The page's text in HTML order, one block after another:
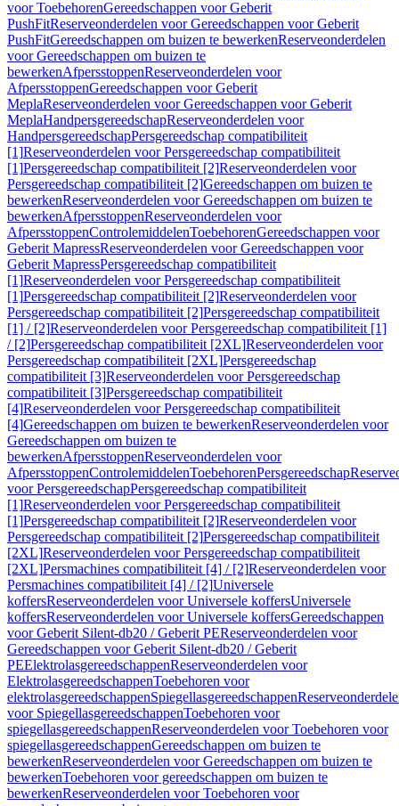
voor ToebehorenGereedschappen voor Geberit
PushFitReserveonderdelen voor Gereedschappen voor Geberit
PushFitGereedschappen om buizen te bewerkenReserveonderdelen
voor Gereedschappen om buizen te
bewerkenAfpersstoppenReserveonderdelen voor
AfpersstoppenGereedschappen voor Geberit
MeplaReserveonderdelen voor Gereedschappen voor Geberit
MeplaHandpersgereedschapReserveonderdelen voor
HandpersgereedschapPersgereedschap compatibiliteit
[1]Reserveonderdelen voor Persgereedschap compatibiliteit
[1]Persgereedschap compatibiliteit [2]Reserveonderdelen voor
Persgereedschap compatibiliteit [2]Gereedschappen om buizen te
bewerkenReserveonderdelen voor Gereedschappen om buizen te
bewerkenAfpersstoppenReserveonderdelen voor
AfpersstoppenControlemiddelenToebehorenGereedschappen voor
Geberit MapressReserveonderdelen voor Gereedschappen voor
Geberit MapressPersgereedschap compatibiliteit
[1]Reserveonderdelen voor Persgereedschap compatibiliteit
[1]Persgereedschap compatibiliteit [2]Reserveonderdelen voor
Persgereedschap compatibiliteit [2]Persgereedschap compatibiliteit
[1] / [2]Reserveonderdelen voor Persgereedschap compatibiliteit [1]
/ [2]Persgereedschap compatibiliteit [2XL]Reserveonderdelen voor
Persgereedschap compatibiliteit [2XL]Persgereedschap
compatibiliteit [3]Reserveonderdelen voor Persgereedschap
compatibiliteit [3]Persgereedschap compatibiliteit
[4]Reserveonderdelen voor Persgereedschap compatibiliteit
[4]Gereedschappen om buizen te bewerkenReserveonderdelen voor
Gereedschappen om buizen te
bewerkenAfpersstoppenReserveonderdelen voor
AfpersstoppenControlemiddelenToebehorenPersgereedschap
voor PersgereedschapPersgereedschap compatibiliteit
[1]Reserveonderdelen voor Persgereedschap compatibiliteit
[1]Persgereedschap compatibiliteit [2]Reserveonderdelen voor
Persgereedschap compatibiliteit [2]Persgereedschap compatibiliteit
[2XL]Reserveonderdelen voor Persgereedschap compatibiliteit
[2XL]Persmachines compatibiliteit [4] / [2]Reserveonderdelen voor
Persmachines compatibiliteit [4] / [2]Universele
koffersReserveonderdelen voor Universele koffersUniversele
koffersReserveonderdelen voor Universele koffersGereedschappen
voor Geberit Silent-db20 / Geberit PEReserveonderdelen voor
Gereedschappen voor Geberit Silent-db20 / Geberit
PEElektrolasgereedschappenReserveonderdelen voor
ElektrolasgereedschappenToebehoren voor
elektrolasgereedschappenSpiegellasgereedschappen
voor SpiegellasgereedschappenToebehoren voor
spiegellasgereedschappenReserveonderdelen voor Toebehoren voor
spiegellasgereedschappenGereedschappen om buizen te
bewerkenReserveonderdelen voor Gereedschappen om buizen te
bewerkenToebehoren voor gereedschappen om buizen te
bewerkenReserveonderdelen voor Toebehoren voor